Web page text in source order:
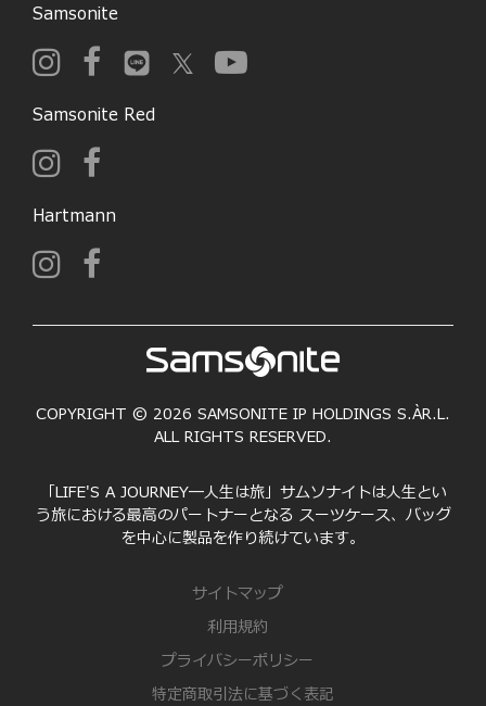
Samsonite
Samsonite Red
Hartmann
COPYRIGHT © 2026 SAMSONITE IP HOLDINGS S.ÀR.L.
ALL RIGHTS RESERVED.
「LIFE'S A JOURNEY―人生は旅」サムソナイトは人生とい
う旅における最高のパートナーとなる スーツケース、バッグ
を中心に製品を作り続けています。
サイトマップ
利用規約
プライバシーポリシー
特定商取引法に基づく表記